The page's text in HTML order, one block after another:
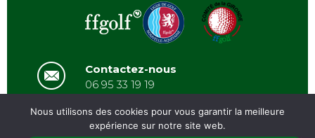
Contactez-nous
06 95 33 19 19
Nous utilisons des cookies pour vous garantir la meilleure
expérience sur notre site web.